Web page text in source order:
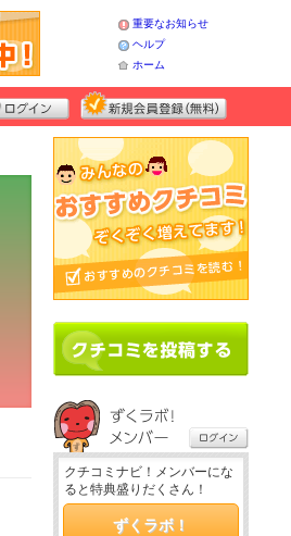
重要なお知らせ
ヘルプ
ホーム
クチコミナビ！メンバーにな
ると特典盛りだくさん！
ずくラボ！